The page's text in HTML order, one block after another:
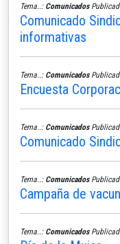
Tema..: Comunicados
Comunicado
informativas
Tema..: Comunicados
Encuesta
Tema..: Comunicados
Comunicado
Tema..: Comunicados
Campaña de
Tema..: Comunicados